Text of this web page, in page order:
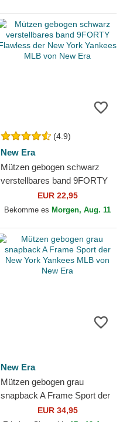
(4.9)
New Era
Mützen gebogen schwarz
verstellbares band 9FORTY
Flawless der New York
Yankees MLB von New Era
EUR 22,95
Bekomme es Morgen, Aug. 11
New Era
Mützen gebogen grau
snapback A Frame Sport der
New York Yankees MLB von
EUR 34,95